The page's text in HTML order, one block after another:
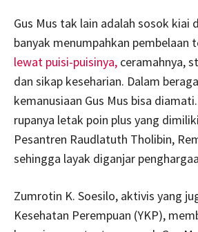
Gus Mus tak lain adalah sosok kiai
banyak menumpahkan pembelaan
lewat puisi-puisinya, ceramahnya,
dan sikap keseharian. Dalam
kemanusiaan Gus Mus bisa
rupanya letak poin plus yang
Pesantren Raudlatuth Tholibin,
sehingga layak diganjar
Zumrotin K. Soesilo, aktivis yang
Kesehatan Perempuan (YKP),